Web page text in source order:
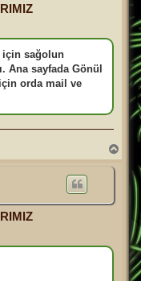
için sağolun
Ana sayfada Gönül
için orda mail ve
a